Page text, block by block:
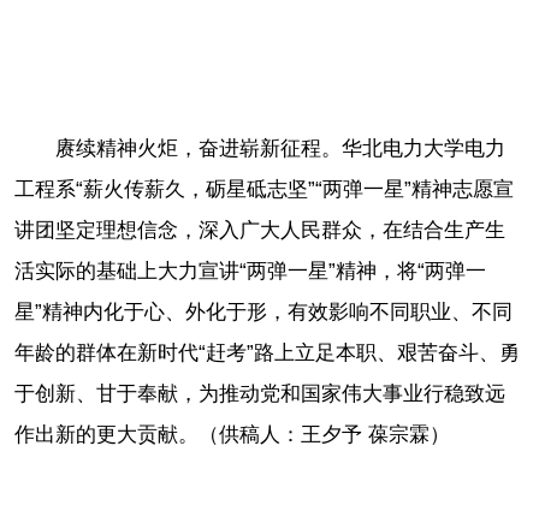
赓续精神火炬，奋进崭新征程。华北电力大学电力
工程系“薪火传薪久，砺星砥志坚”“两弹一星”精神志愿宣
讲团坚定理想信念，深入广大人民群众，在结合生产生
活实际的基础上大力宣讲“两弹一星”精神，将“两弹一
星”精神内化于心、外化于形，有效影响不同职业、不同
年龄的群体在新时代“赶考”路上立足本职、艰苦奋斗、勇
于创新、甘于奉献，为推动党和国家伟大事业行稳致远
作出新的更大贡献。（供稿人：王夕予 葆宗霖）